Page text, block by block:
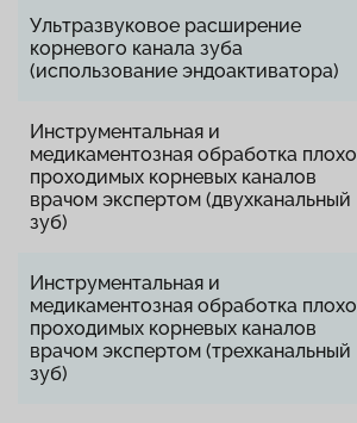
Ультразвуковое расширение
корневого канала зуба
(использование эндоактиватора)
Инструментальная и
медикаментозная обработка плохо
проходимых корневых каналов
врачом экспертом (двухканальный
зуб)
Инструментальная и
медикаментозная обработка плохо
проходимых корневых каналов
врачом экспертом (трехканальный
зуб)